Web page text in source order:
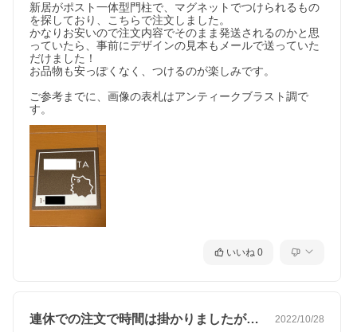
新居がポスト一体型門柱で、マグネットでつけられるもの
を探しており、こちらで注文しました。
かなりお安いので注文内容でそのまま発送されるのかと思
っていたら、事前にデザインの見本もメールで送っていた
だけました！
お品物も安っぽくなく、つけるのが楽しみです。
ご参考までに、画像の表札はアンティークブラスト調で
す。
いいね 0
連休での注文で時間は掛かりましたが、安… 2022/10/28